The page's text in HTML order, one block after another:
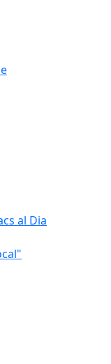
al Dia